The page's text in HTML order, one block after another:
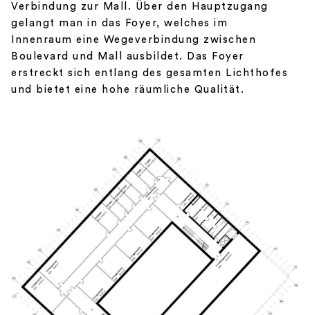
Verbindung zur Mall. Über den Hauptzugang
gelangt man in das Foyer, welches im
Innenraum eine Wegeverbindung zwischen
Boulevard und Mall ausbildet. Das Foyer
erstreckt sich entlang des gesamten Lichthofes
und bietet eine hohe räumliche Qualität.